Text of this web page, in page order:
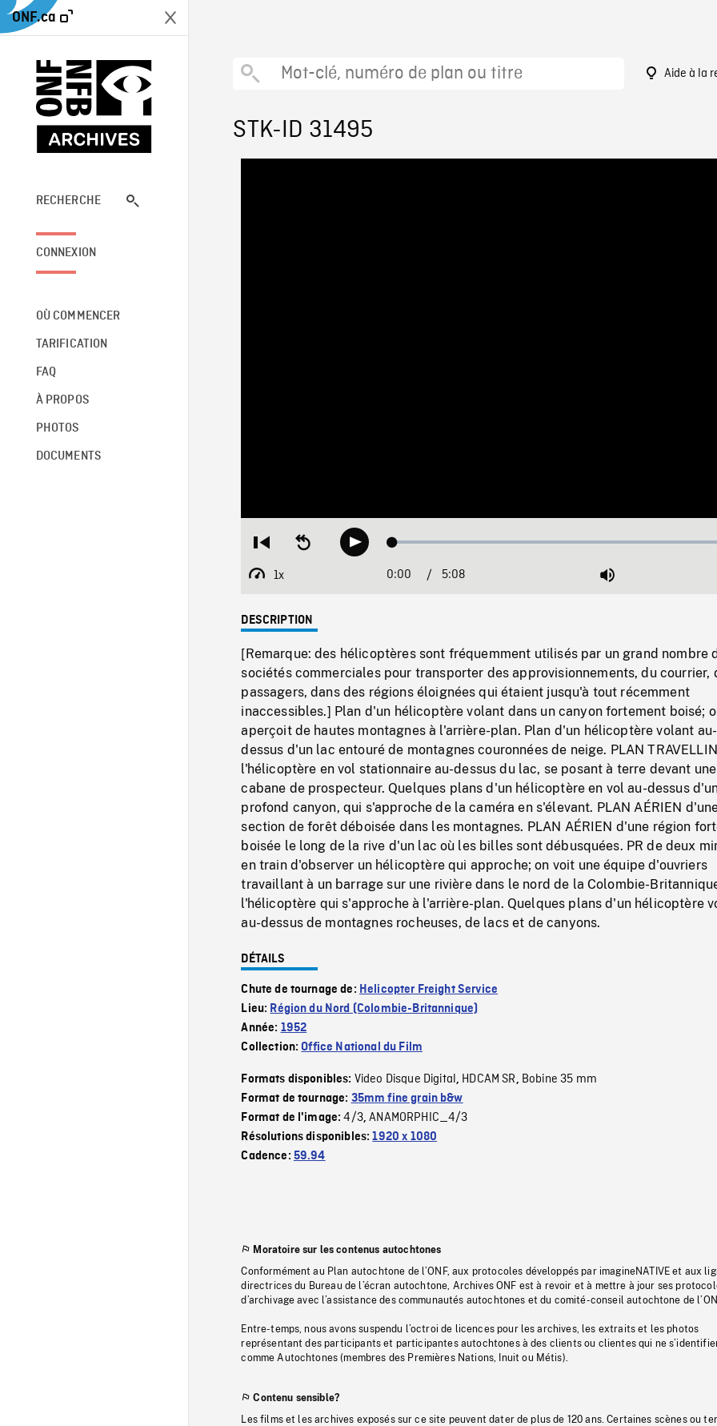
ONF.ca
RECHERCHE
CONNEXION
OÙ COMMENCER
TARIFICATION
FAQ
À PROPOS
PHOTOS
DOCUMENTS
Aide à la
STK-ID 31495
Restart
beginning
Seek
backwardPlay Loaded:
1x
Playback
Current
0:00 / Duration
5:08 Mute
DESCRIPTION
[Remarque: des hélicoptères sont fréquemment utilisés par un grand nombre
sociétés commerciales pour transporter des approvisionnements, du courrier,
passagers, dans des régions éloignées qui étaient jusqu'à tout récemment
inaccessibles.] Plan d'un hélicoptère volant dans un canyon fortement boisé;
aperçoit de hautes montagnes à l'arrière-plan. Plan d'un hélicoptère volant au-
dessus d'un lac entouré de montagnes couronnées de neige. PLAN
l'hélicoptère en vol stationnaire au-dessus du lac, se posant à terre devant une
cabane de prospecteur. Quelques plans d'un hélicoptère en vol au-dessus
profond canyon, qui s'approche de la caméra en s'élevant. PLAN AÉRIEN
section de forêt déboisée dans les montagnes. PLAN AÉRIEN d'une région
boisée le long de la rive d'un lac où les billes sont débusquées. PR de deux
en train d'observer un hélicoptère qui approche; on voit une équipe d'ouvriers
travaillant à un barrage sur une rivière dans le nord de la Colombie-
l'hélicoptère qui s'approche à l'arrière-plan. Quelques plans d'un hélicoptère
au-dessus de montagnes rocheuses, de lacs et de canyons.
DÉTAILS
Chute de tournage de: Helicopter Freight Service
Lieu: Région du Nord (Colombie-Britannique)
Année: 1952
Collection:Office National du Film
Formats disponibles: Video Disque Digital, HDCAM SR, Bobine 35 mm
Format de tournage: 35mm fine grain b&w
Format de l'image:4/3,ANAMORPHIC_4/3
Résolutions disponibles:1920 x 1080
Cadence: 59.94
Moratoire sur les contenus autochtones
Conformément au Plan autochtone de l’ONF, aux protocoles développés par imagineNATIVE et aux
directrices du Bureau de l’écran autochtone, Archives ONF est à revoir et à mettre à jour ses
d’archivage avec l’assistance des communautés autochtones et du comité-conseil autochtone de
Entre-temps, nous avons suspendu l’octroi de licences pour les archives, les extraits et les photos
représentant des participants et participantes autochtones à des clients ou clientes qui ne
comme Autochtones (membres des Premières Nations, Inuit ou Métis).
Contenu sensible?
Les films et les archives exposés sur ce site peuvent dater de plus de 120 ans. Certaines scènes ou